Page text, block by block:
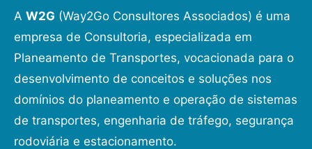
A W2G (Way2Go Consultores Associados) é uma
empresa de Consultoria, especializada em
Planeamento de Transportes, vocacionada para o
desenvolvimento de conceitos e soluções nos
domínios do planeamento e operação de sistemas
de transportes, engenharia de tráfego, segurança
rodoviária e estacionamento.